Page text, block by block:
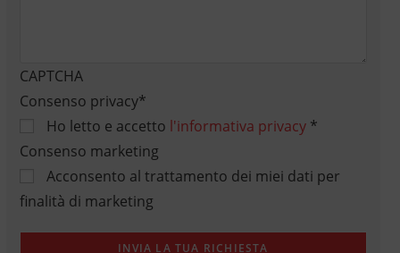
CAPTCHA
Consenso privacy*
Ho letto e accetto l'informativa privacy*
Consenso marketing
Acconsento al trattamento dei miei dati per
finalità di marketing